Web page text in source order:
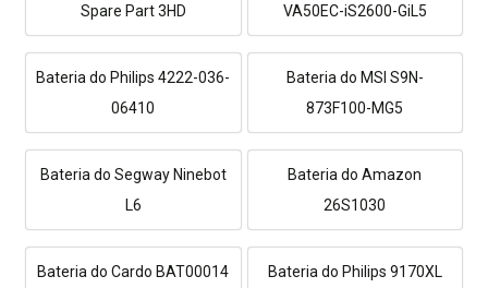
Spare Part 3HD
VA50EC-iS2600-GiL5
Bateria do Philips 4222-036-
06410
Bateria do MSI S9N-
873F100-MG5
Bateria do Segway Ninebot
L6
Bateria do Amazon
26S1030
Bateria do Cardo BAT00014 Bateria do Philips 9170XL